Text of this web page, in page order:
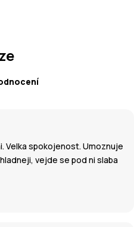
Velka spokojenost. Umoznuje
vejde se pod ni slaba